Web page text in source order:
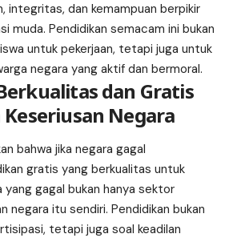
integritas, dan kemampuan berpikir
muda. Pendidikan semacam ini bukan
untuk pekerjaan, tetapi juga untuk
negara yang aktif dan bermoral.
dan Gratis
Negara
bahwa jika negara gagal
gratis yang berkualitas untuk
yang gagal bukan hanya sektor
negara itu sendiri. Pendidikan bukan
tetapi juga soal keadilan